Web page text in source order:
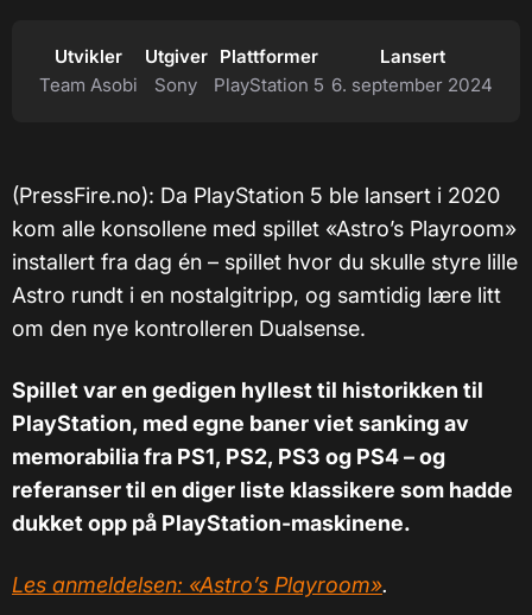
Utvikler
Team Asobi
Utgiver
Sony
Plattformer
PlayStation 5
Lansert
6. september 2024
(PressFire.no): Da PlayStation 5 ble lansert i 2020
kom alle konsollene med spillet «Astro’s Playroom»
installert fra dag én – spillet hvor du skulle styre lille
Astro rundt i en nostalgitripp, og samtidig lære litt
om den nye kontrolleren Dualsense.
Spillet var en gedigen hyllest til historikken til
PlayStation, med egne baner viet sanking av
memorabilia fra PS1, PS2, PS3 og PS4 – og
referanser til en diger liste klassikere som hadde
dukket opp på PlayStation-maskinene.
Les anmeldelsen: «Astro’s Playroom».